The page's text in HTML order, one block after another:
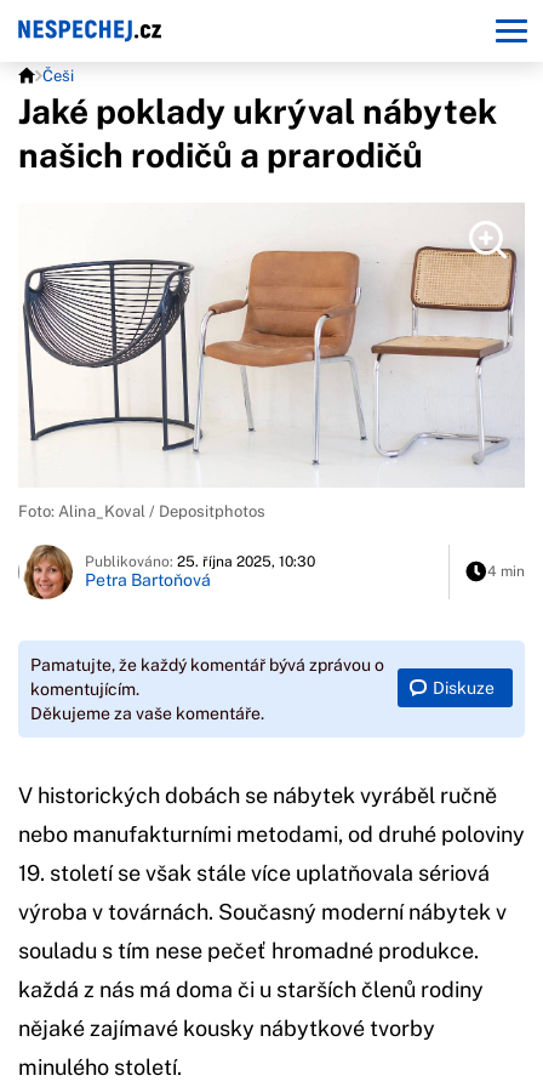
Češi
Jaké poklady ukrýval nábytek
našich rodičů a prarodičů
Foto: Alina_Koval / Depositphotos
Publikováno: 25. října 2025, 10:30
Petra Bartoňová 4 min
Pamatujte, že každý komentář bývá zprávou o
komentujícím.
Děkujeme za vaše komentáře.
Diskuze
V historických dobách se nábytek vyráběl ručně
nebo manufakturními metodami, od druhé poloviny
19. století se však stále více uplatňovala sériová
výroba v továrnách. Současný moderní nábytek v
souladu s tím nese pečeť hromadné produkce.
každá z nás má doma či u starších členů rodiny
nějaké zajímavé kousky nábytkové tvorby
minulého století.